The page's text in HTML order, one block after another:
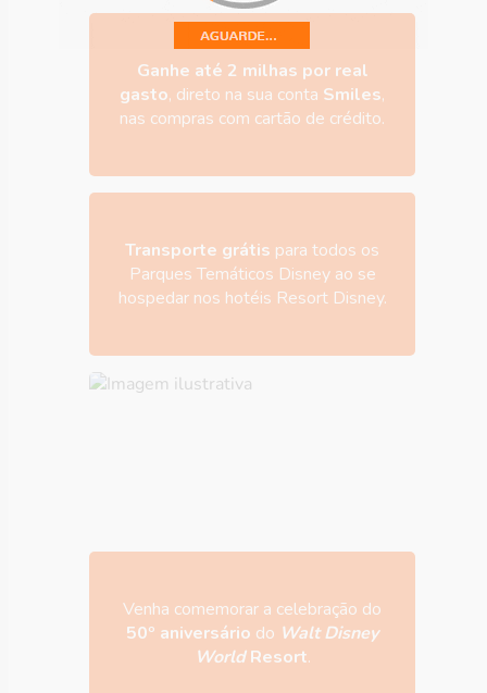
Ganhe até 2 milhas por real
gasto, direto na sua conta Smiles,
nas compras com cartão de crédito.
Transporte grátis para todos os
Parques Temáticos Disney ao se
hospedar nos hotéis Resort Disney.
Venha comemorar a celebração do
50º aniversário do Walt Disney
WorldResort.